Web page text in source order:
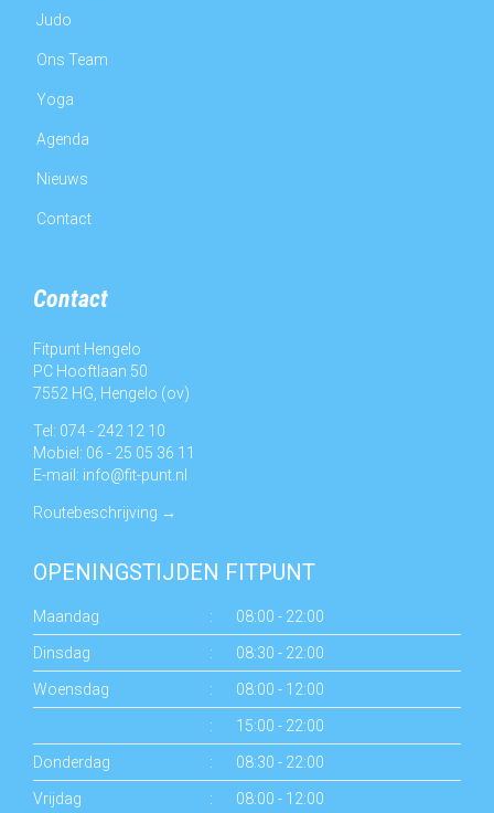
Judo
Ons Team
Yoga
Agenda
Nieuws
Contact
Contact
Fitpunt Hengelo
PC Hooftlaan 50
7552 HG, Hengelo (ov)
Tel: 074 - 242 12 10
Mobiel: 06 - 25 05 36 11
E-mail: info@fit-punt.nl
Routebeschrijving →
OPENINGSTIJDEN FITPUNT
Maandag : 08:00 - 22:00
Dinsdag : 08:30 - 22:00
Woensdag : 08:00 - 12:00
: 15:00 - 22:00
Donderdag : 08:30 - 22:00
Vrijdag : 08:00 - 12:00